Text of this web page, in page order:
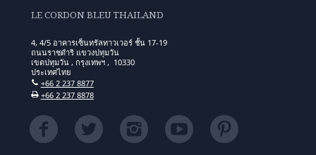
LE CORDON BLEU THAILAND
4, 4/5 อาคารเซ็นทรัลทาวเวอร์ ชั้น 17-19
ถนนราชดำริ แขวงปทุมวัน
เขตปทุมวัน , กรุงเทพฯ , 10330
ประเทศไทย
+66 2 237 8877
+66 2 237 8878